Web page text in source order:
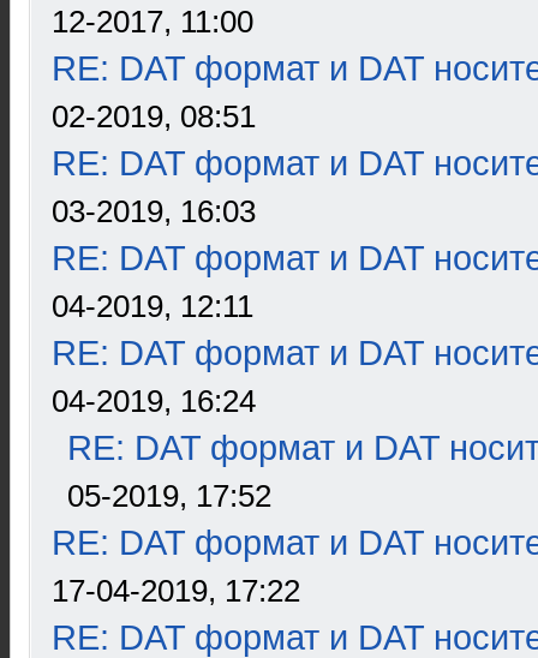
12-2017, 11:00
RE: DAT формат и DAT
02-2019, 08:51
RE: DAT формат и DAT
03-2019, 16:03
RE: DAT формат и DAT
04-2019, 12:11
RE: DAT формат и DAT
04-2019, 16:24
RE: DAT формат и DAT
05-2019, 17:52
RE: DAT формат и DAT
17-04-2019, 17:22
RE: DAT формат и DAT